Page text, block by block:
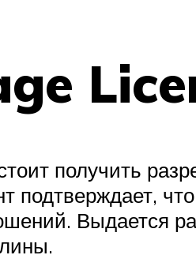
получить
что
Выдается